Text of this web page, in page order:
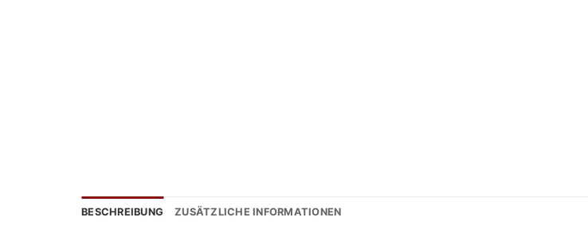
BESCHREIBUNG ZUSÄTZLICHE INFORMATIONEN